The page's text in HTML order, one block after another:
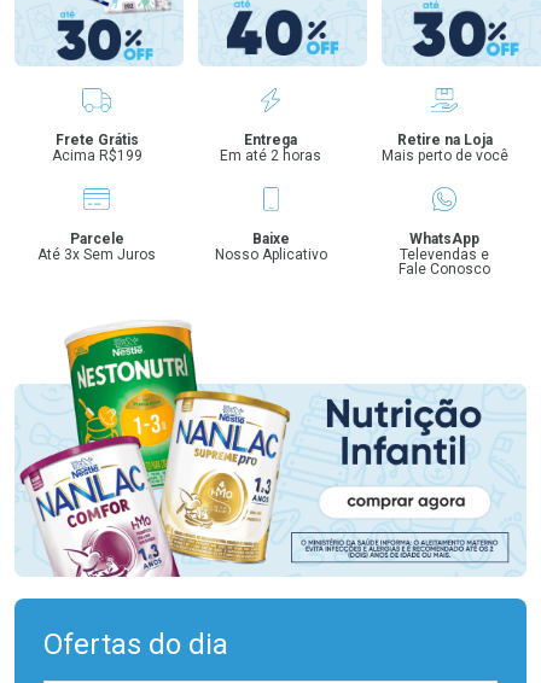
Benefícios
Frete Grátis
Acima R$199
Entrega
Em até 2 horas
Retire na Loja
Mais perto de você
Parcele
Até 3x Sem Juros
Baixe
Nosso Aplicativo
WhatsApp
Televendas e
Fale Conosco
Ofertas do dia